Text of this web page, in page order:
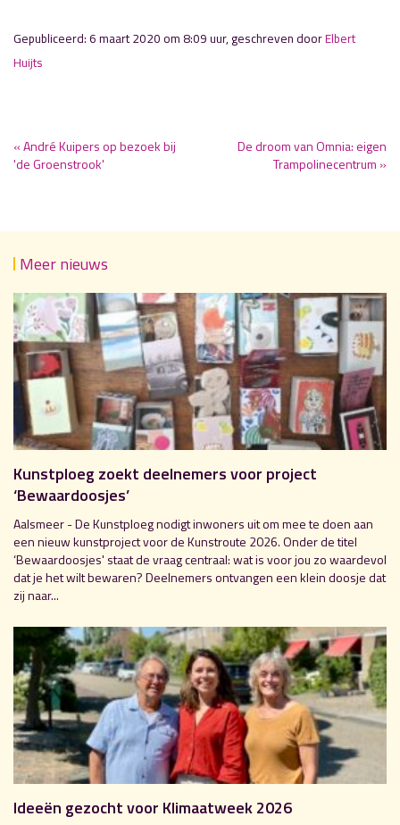
Gepubliceerd: 6 maart 2020 om 8:09 uur, geschreven doorElbert
Huijts
« André Kuipers op bezoek bij
'de Groenstrook'
De droom van Omnia: eigen
Trampolinecentrum »
Meer nieuws
Kunstploeg zoekt deelnemers voor project
‘Bewaardoosjes’
Aalsmeer - De Kunstploeg nodigt inwoners uit om mee te doen aan
een nieuw kunstproject voor de Kunstroute 2026. Onder de titel
‘Bewaardoosjes' staat de vraag centraal: wat is voor jou zo waardevol
dat je het wilt bewaren? Deelnemers ontvangen een klein doosje dat
zij naar...
Ideeën gezocht voor Klimaatweek 2026